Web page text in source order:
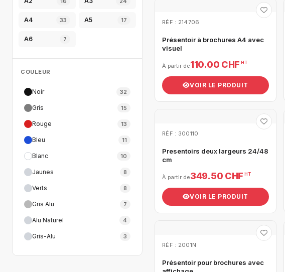
A4 33 A5 17
A6 7
COULEUR
Noir 32
Gris 15
Rouge 13
Bleu 11
Blanc 10
Jaunes 8
Verts 8
Gris Alu 7
Alu Naturel 4
Gris-Alu 3
RÉF : 214706
Présentoir à brochures A4 avec
visuel
À partir de110.00 CHF HT
VOIR LE PRODUIT
RÉF : 300110
Presentoirs deux largeurs 24/48
cm
À partir de349.50 CHF HT
VOIR LE PRODUIT
RÉF : 2001N
Présentoir pour brochures avec